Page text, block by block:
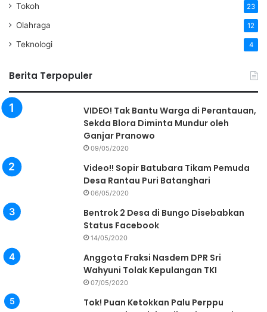
Tokoh 23
Olahraga 12
Teknologi 4
Berita Terpopuler
VIDEO! Tak Bantu Warga di Perantauan,
Sekda Blora Diminta Mundur oleh
Ganjar Pranowo
09/05/2020
Video!! Sopir Batubara Tikam Pemuda
Desa Rantau Puri Batanghari
06/05/2020
Bentrok 2 Desa di Bungo Disebabkan
Status Facebook
14/05/2020
Anggota Fraksi Nasdem DPR Sri
Wahyuni Tolak Kepulangan TKI
07/05/2020
Tok! Puan Ketokkan Palu Perppu